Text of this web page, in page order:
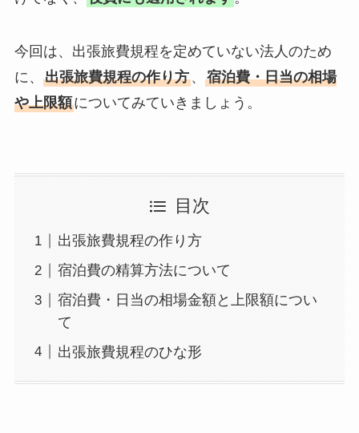
今回は、出張旅費規程を定めていない法人のため
に、 出張旅費規程の作り方、 宿泊費・日当の相場
や上限額についてみていきましょう。
目次
出張旅費規程の作り方
宿泊費の精算方法について
宿泊費・日当の相場金額と上限額につい
て
出張旅費規程のひな形